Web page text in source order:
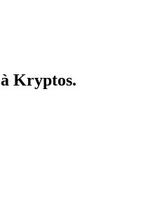
à Kryptos.